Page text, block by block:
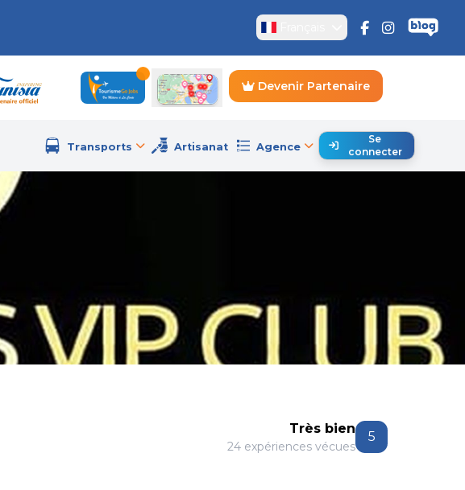
Devenir Partenaire
Transports Artisanat Agence
Se
connecter
Très bien
24 expériences vécues
5